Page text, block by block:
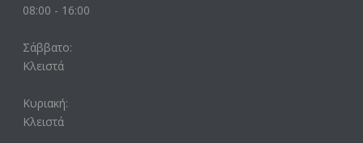
08:00 - 16:00
Σάββατο:
Κλειστά
Κυριακή:
Κλειστά